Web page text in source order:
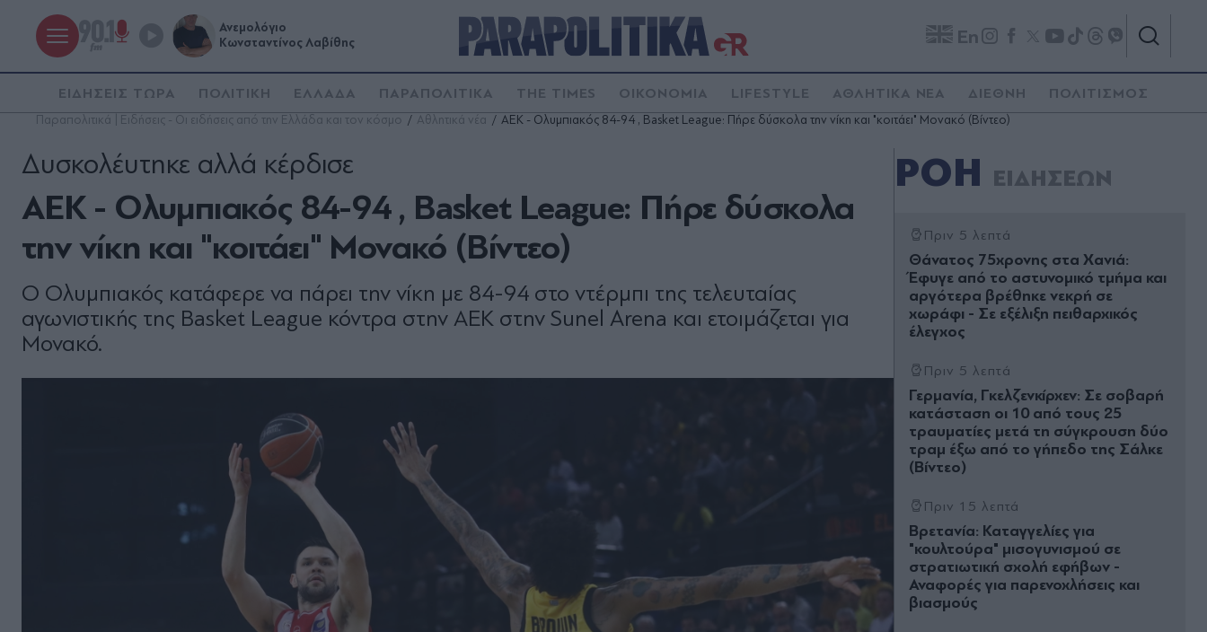
Ανεμολόγιο
Κωνσταντίνος Λαβίθης
En
ΕΙΔΗΣΕΙΣ ΤΩΡΑ ΠΟΛΙΤΙΚΗ ΕΛΛΑΔΑ ΠΑΡΑΠΟΛΙΤΙΚΑ THE TIMES ΟΙΚΟΝΟΜΙΑ LIFESTYLE ΑΘΛΗΤΙΚΑ ΝΕΑ ΔΙΕΘΝΗ ΠΟΛΙΤΙΣΜΟΣ
Παραπολιτικά | Ειδήσεις - Οι ειδήσεις από την Ελλάδα και τον κόσμο Αθλητικά νέα ΑΕΚ - Ολυμπιακός 84-94 , Basket League: Πήρε δύσκολα την νίκη και "κοιτάει" Μονακό (Βίντεο)
ΑΕΚ - Ολυμπιακός 84-94 , Basket League: Πήρε δύσκολα
την νίκη και "κοιτάει" Μονακό (Βίντεο)
Δυσκολέυτηκε αλλά κέρδισε
Ο Ολυμπιακός κατάφερε να πάρει την νίκη με 84-94 στο ντέρμπι της τελευταίας
αγωνιστικής της Basket League κόντρα στην ΑΕΚ στην Sunel Arena και ετοιμάζεται για
Μονακό.
ΡΟΗ ΕΙΔΗΣΕΩΝ
Πριν 5 λεπτά
Θάνατος 75χρονης στα Χανιά:
Έφυγε από το αστυνομικό τμήμα και
αργότερα βρέθηκε νεκρή σε
χωράφι - Σε εξέλιξη πειθαρχικός
έλεγχος
Πριν 5 λεπτά
Γερμανία, Γκελζενκίρχεν: Σε σοβαρή
κατάσταση οι 10 από τους 25
τραυματίες μετά τη σύγκρουση δύο
τραμ έξω από το γήπεδο της Σάλκε
(Βίντεο)
Πριν 15 λεπτά
Βρετανία: Καταγγελίες για
"κουλτούρα" μισογυνισμού σε
στρατιωτική σχολή εφήβων -
Αναφορές για παρενοχλήσεις και
βιασμούς